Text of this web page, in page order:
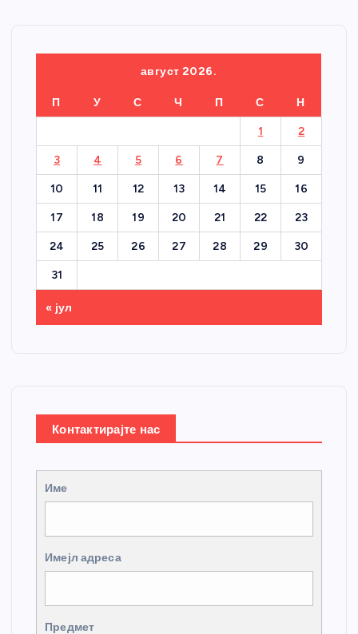
август 2026.
П У С Ч П С Н
1 2
3 4 5 6 7 8 9
10 11 12 13 14 15 16
17 18 19 20 21 22 23
24 25 26 27 28 29 30
31
« јул
Контактирајте нас
Име
Имејл адреса
Предмет